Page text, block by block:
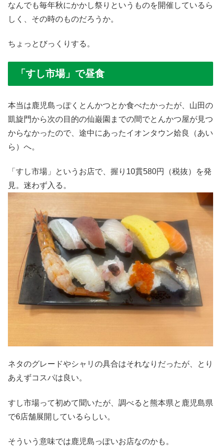
なんでも毎年秋にかかし祭りというものを開催しているら
しく、その時のものだろうか。
ちょっとびっくりする。
「すし市場」で昼食
本当は鹿児島っぽくとんかつとか食べたかったが、山田の
凱旋門から次の目的の仙巌園までの間でとんかつ屋が見つ
からなかったので、途中にあったイオンタウン姶良（あい
ら）へ。
「すし市場」というお店で、握り10貫580円（税抜）を発
見。迷わず入る。
ネタのグレードやシャリの具合はそれなりだったが、とり
あえずコスパは良い。
すし市場って初めて聞いたが、調べると熊本県と鹿児島県
で6店舗展開しているらしい。
そういう意味では鹿児島っぽいお店なのかも。